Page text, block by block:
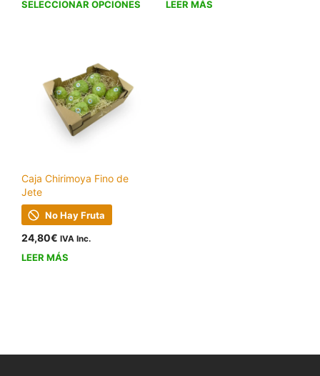
precios:
21,00€
SELECCIONAR OPCIONES LEER MÁS
Caja Chirimoya Fino de
Jete
No Hay Fruta
24,80€ IVA Inc.
LEER MÁS